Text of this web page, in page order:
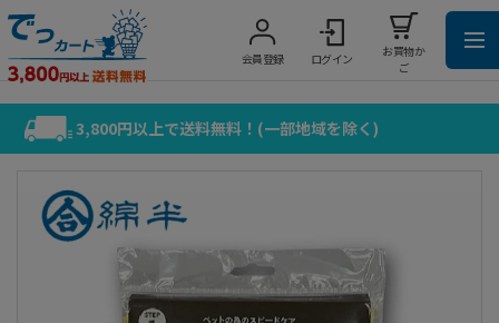
会員登録 ログイン
お買物か
ご
3,800円以上で送料無料！(一部地域を除く)